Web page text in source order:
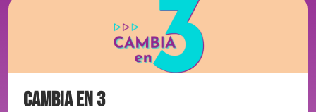
Cambia en 3